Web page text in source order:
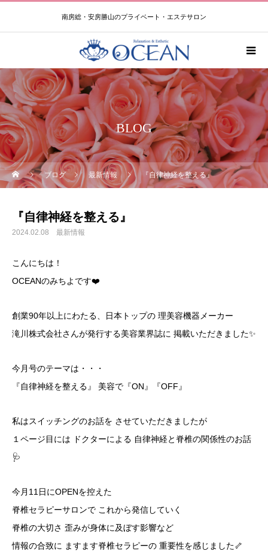
南房総・安房勝山のプライベート・エステサロン
BLOG
ブログ 最新情報 『自律神経を整える』
『自律神経を整える』
2024.02.08 最新情報
こんにちは！
OCEANのみちよです❤️
創業90年以上にわたる、日本トップの 理美容機器メーカー
滝川株式会社さんが発行する美容業界誌に 掲載いただきました✨
今月号のテーマは・・・
『自律神経を整える』 美容で『ON』『OFF』
私はスイッチングのお話を させていただきましたが
１ページ目には ドクターによる 自律神経と脊椎の関係性のお話
🩺
今月11日にOPENを控えた
脊椎セラピーサロンで これから発信していく
脊椎の大切さ 歪みが身体に及ぼす影響など
情報の合致に ますます脊椎セラピーの 重要性を感じました🦴